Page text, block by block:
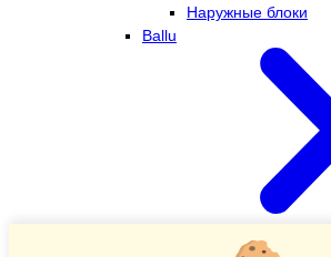
Наружные блоки
Ballu